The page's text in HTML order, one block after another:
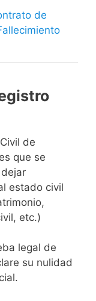
de
de
que se
estado civil
etc.)
legal de
su nulidad